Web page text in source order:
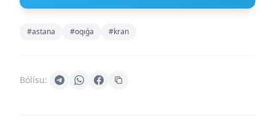
#astana #oqıǵa #kran
Bólísu: